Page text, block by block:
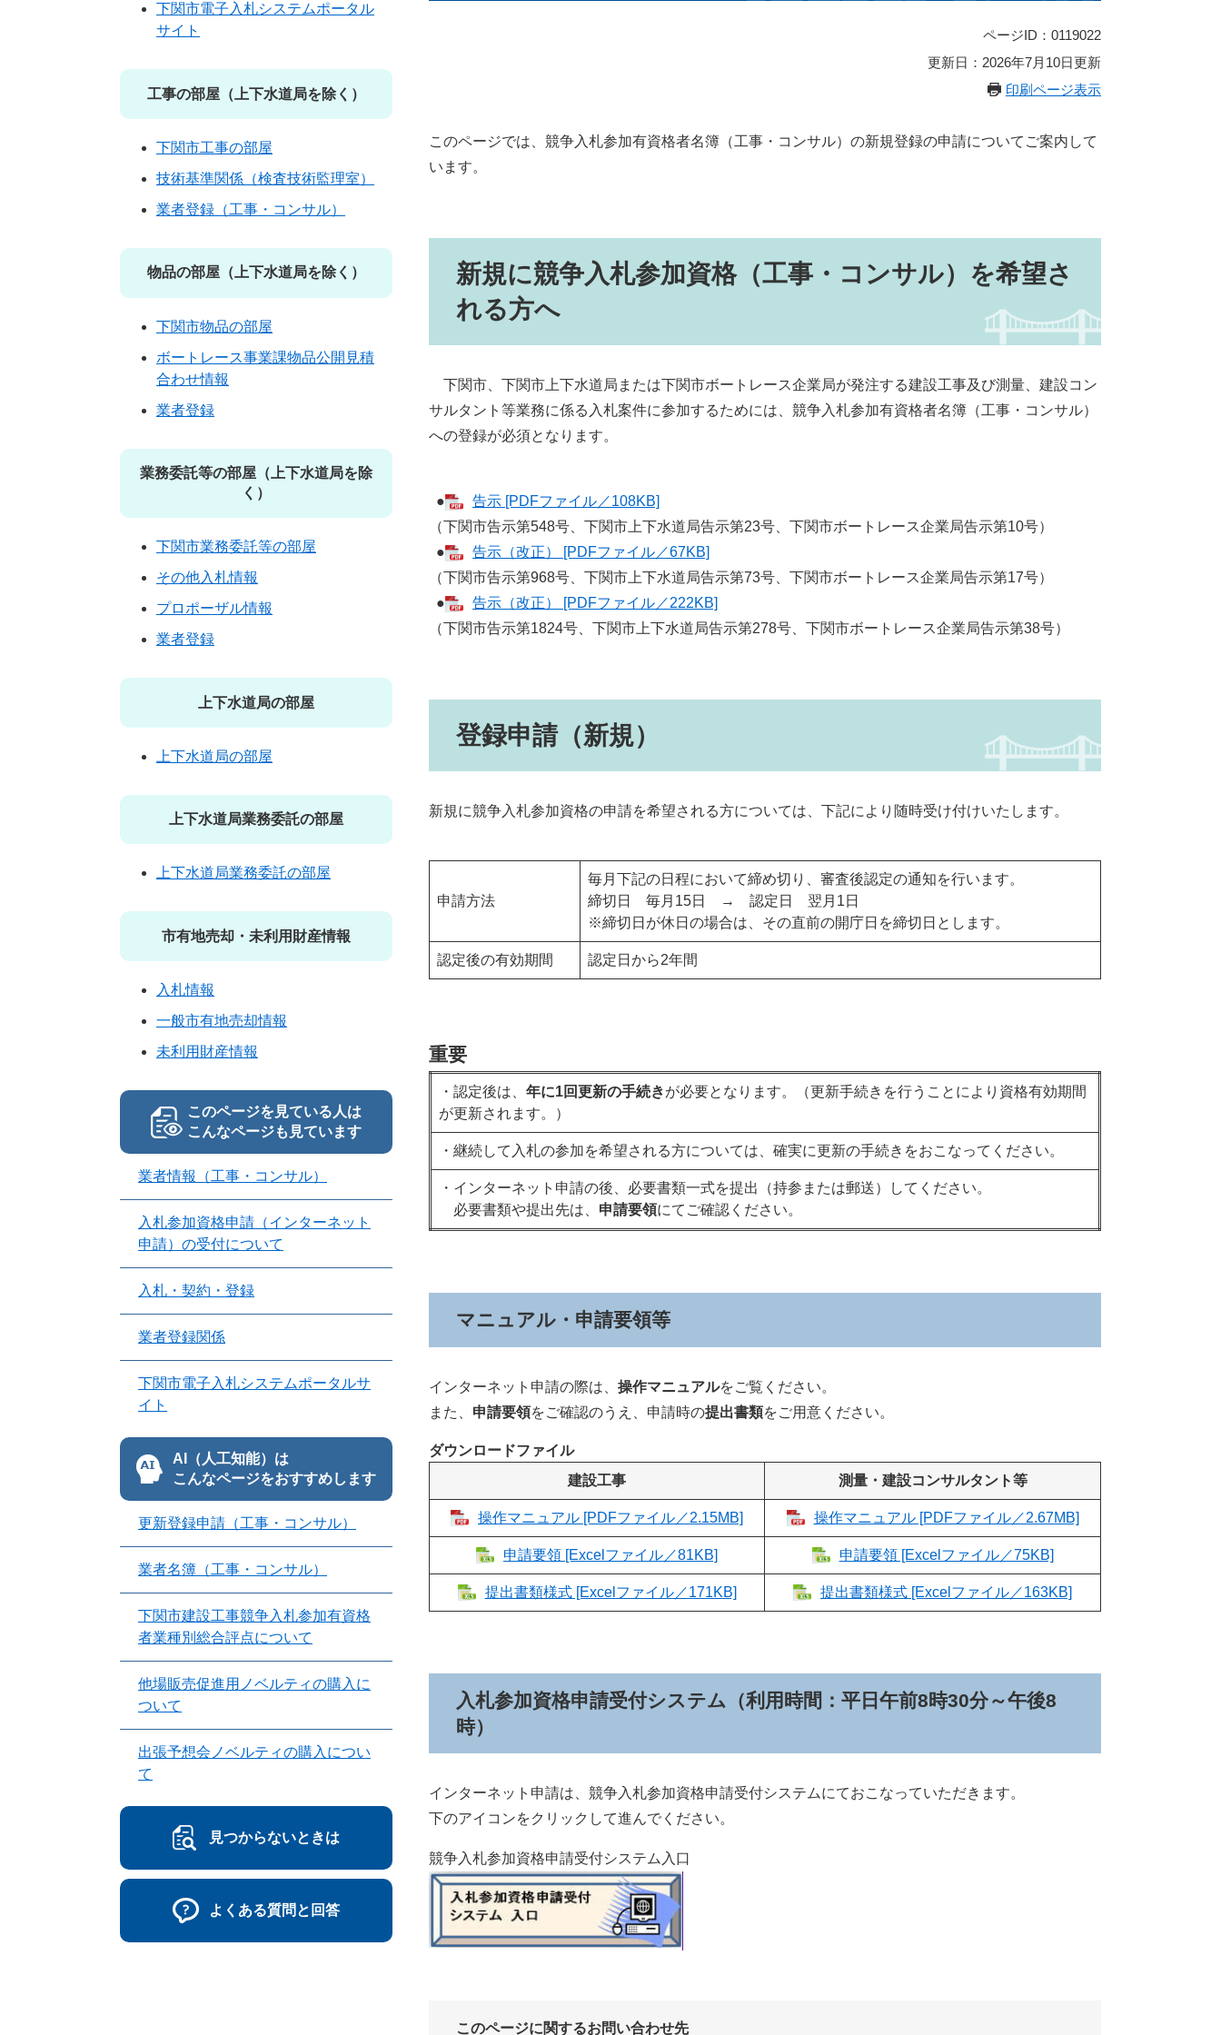
ページID：0119022
更新日：2026年7月10日更新
印刷ページ表示
このページでは、競争入札参加有資格者名簿（工事・コンサル）の新規登録の申請についてご案内して
います。
新規に競争入札参加資格（工事・コンサル）を希望さ
れる方へ
下関市、下関市上下水道局または下関市ボートレース企業局が発注する建設工事及び測量、建設コン
サルタント等業務に係る入札案件に参加するためには、競争入札参加有資格者名簿（工事・コンサル）
への登録が必須となります。
●
告示 [PDFファイル／108KB]
（下関市告示第548号、下関市上下水道局告示第23号、下関市ボートレース企業局告示第10号）
●
告示（改正） [PDFファイル／67KB]
（下関市告示第968号、下関市上下水道局告示第73号、下関市ボートレース企業局告示第17号）
●
告示（改正） [PDFファイル／222KB]
（下関市告示第1824号、下関市上下水道局告示第278号、下関市ボートレース企業局告示第38号）
登録申請（新規）
新規に競争入札参加資格の申請を希望される方については、下記により随時受け付けいたします。
申請方法
毎月下記の日程において締め切り、審査後認定の通知を行います。
締切日 毎月15日 → 認定日 翌月1日
​※締切日が休日の場合は、その直前の開庁日を締切日とします。
認定後の有効期間 認定日から2年間
重要
・認定後は、 年に1回更新の手続きが必要となります。（更新手続きを行うことにより資格有効期間
が更新されます。）
・継続して入札の参加を希望される方については、確実に更新の手続きをおこなってください。
・インターネット申請の後、必要書類一式を提出（持参または郵送）してください。
必要書類や提出先は、 申請要領にてご確認ください。
マニュアル・申請要領等
インターネット申請の際は、 操作マニュアルをご覧ください。
また、 申請要領をご確認のうえ、申請時の提出書類をご用意ください。
ダウンロードファイル
建設工事
測量・建設コンサルタント等
操作マニュアル [PDFファイル／2.15MB] 操作マニュアル [PDFファイル／2.67MB]
申請要領 [Excelファイル／81KB] 申請要領 [Excelファイル／75KB]
提出書類様式 [Excelファイル／171KB] 提出書類様式 [Excelファイル／163KB]
入札参加資格申請受付システム（利用時間：平日午前8時30分～午後8
時）
インターネット申請は、競争入札参加資格申請受付システムにておこなっていただきます。
下のアイコンをクリックして進んでください。
競争入札参加資格申請受付システム入口
このページに関するお問い合わせ先
下関市電子入札システムポータル
サイト
工事の部屋（上下水道局を除く）
下関市工事の部屋
技術基準関係（検査技術監理室）
業者登録（工事・コンサル）
物品の部屋（上下水道局を除く）
下関市物品の部屋
ボートレース事業課物品公開見積
合わせ情報
業者登録
業務委託等の部屋（上下水道局を除
く）
下関市業務委託等の部屋
その他入札情報
プロポーザル情報
業者登録
上下水道局の部屋
上下水道局の部屋
上下水道局業務委託の部屋
上下水道局業務委託の部屋
市有地売却・未利用財産情報
入札情報
一般市有地売却情報
未利用財産情報
このページを見ている人は
こんなページも見ています
業者情報（工事・コンサル）
入札参加資格申請（インターネット
申請）の受付について
入札・契約・登録
業者登録関係
下関市電子入札システムポータルサ
イト
AI（人工知能）は
こんなページをおすすめします
更新登録申請（工事・コンサル）
業者名簿（工事・コンサル）
下関市建設工事競争入札参加有資格
者業種別総合評点について
他場販売促進用ノベルティの購入に
ついて
出張予想会ノベルティの購入につい
て
見つからないときは
よくある質問と回答